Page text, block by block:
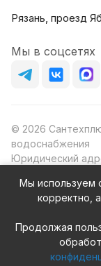
Рязань, проезд
Мы в соцсетях
© 2026
водоснабжения
Юридический
ИНН/КПП:
ОГРН:
Мы используем
корректно,
Продолжая